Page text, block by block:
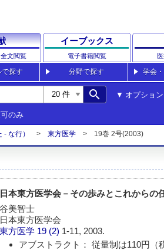
文閲覧
イーブックス
電子書籍閲覧
で探す 分野で探す 学会
search オプション
のみ
な行） 東方医学 19巻 2号(2003)
日本東方医学会－その歩みとこれからの
谷美智士
日本東方医学会
東方医学 19 (2) 1-11, 2003.
アブストラクト： 従量制は110円（